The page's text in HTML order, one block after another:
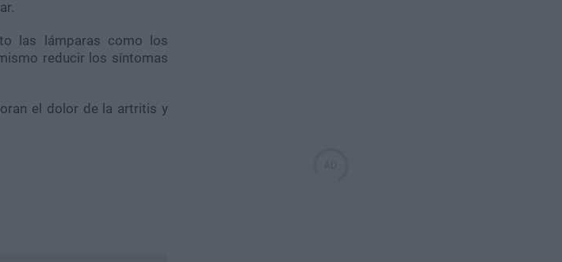
las lámparas como los
reducir los síntomas
el dolor de la artritis y